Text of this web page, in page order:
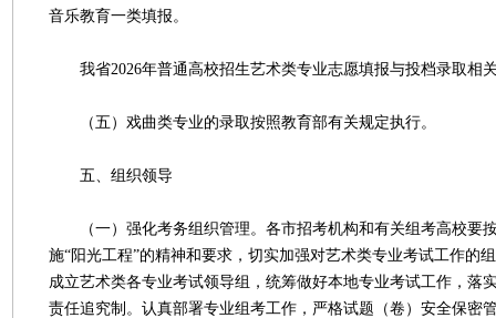
音乐教育一类填报。
我省2026年普通高校招生艺术类专业志愿填报与投档录取相
（五）戏曲类专业的录取按照教育部有关规定执行。
五、组织领导
（一）强化考务组织管理。各市招考机构和有关组考高校要
施“阳光工程”的精神和要求，切实加强对艺术类专业考试工作的
成立艺术类各专业考试领导组，统筹做好本地专业考试工作，落
责任追究制。认真部署专业组考工作，严格试题（卷）安全保密